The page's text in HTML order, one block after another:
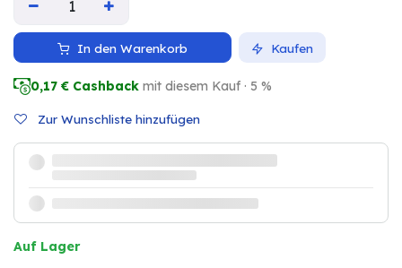
In den Warenkorb Kaufen
0,17 € Cashback mit diesem Kauf · 5 %
Zur Wunschliste hinzufügen
Auf Lager